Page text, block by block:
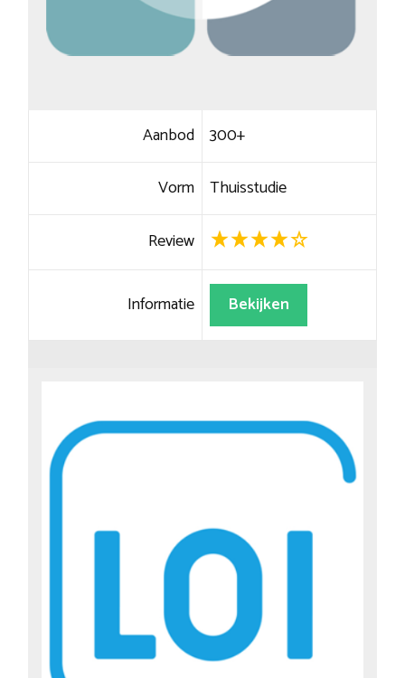
Aanbod 300+
Vorm Thuisstudie
Review
Informatie Bekijken